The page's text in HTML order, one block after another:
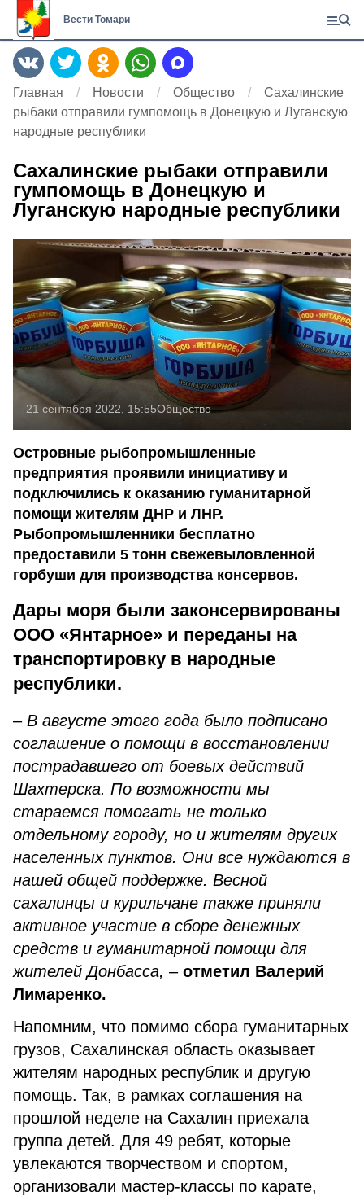
Вести Томари
Главная Новости Общество
Сахалинские
рыбаки отправили гумпомощь в Донецкую и Луганскую
народные республики
Сахалинские рыбаки отправили
гумпомощь в Донецкую и
Луганскую народные республики
21 сентября 2022, 15:55Общество
Островные рыбопромышленные
предприятия проявили инициативу и
подключились к оказанию гуманитарной
помощи жителям ДНР и ЛНР.
Рыбопромышленники бесплатно
предоставили 5 тонн свежевыловленной
горбуши для производства консервов.
Дары моря были законсервированы
ООО «Янтарное» и переданы на
транспортировку в народные
республики.
– В августе этого года было подписано
соглашение о помощи в восстановлении
пострадавшего от боевых действий
Шахтерска. По возможности мы
стараемся помогать не только
отдельному городу, но и жителям других
населенных пунктов. Они все нуждаются в
нашей общей поддержке. Весной
сахалинцы и курильчане также приняли
активное участие в сборе денежных
средств и гуманитарной помощи для
жителей Донбасса, –отметил Валерий
Лимаренко.
Напомним, что помимо сбора гуманитарных
грузов, Сахалинская область оказывает
жителям народных республик и другую
помощь. Так, в рамках соглашения на
прошлой неделе на Сахалин приехала
группа детей. Для 49 ребят, которые
увлекаются творчеством и спортом,
организовали мастер-классы по карате,